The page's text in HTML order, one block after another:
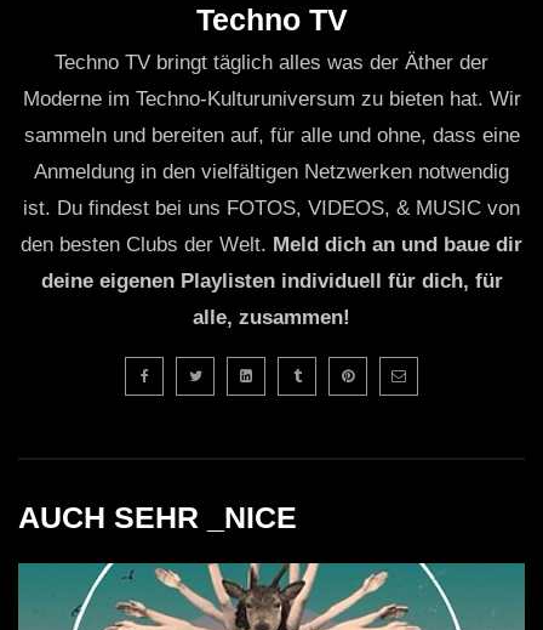
Techno TV
Techno TV bringt täglich alles was der Äther der
Moderne im Techno-Kulturuniversum zu bieten hat. Wir
sammeln und bereiten auf, für alle und ohne, dass eine
Anmeldung in den vielfältigen Netzwerken notwendig
ist. Du findest bei uns FOTOS, VIDEOS, & MUSIC von
den besten Clubs der Welt. Meld dich an und baue dir
deine eigenen Playlisten individuell für dich, für
alle, zusammen!
AUCH SEHR _NICE